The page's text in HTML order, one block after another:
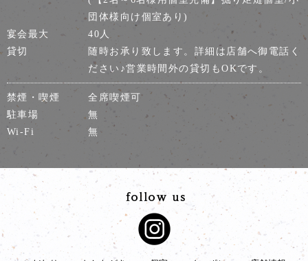
団体様向け個室あり)
宴会最大
40人
貸切
随時お承り致します。詳細は店舗へ御電話く
ださい♪営業時間外の貸切もOKです。
禁煙・喫煙
全席喫煙可
駐車場
無
Wi-Fi
無